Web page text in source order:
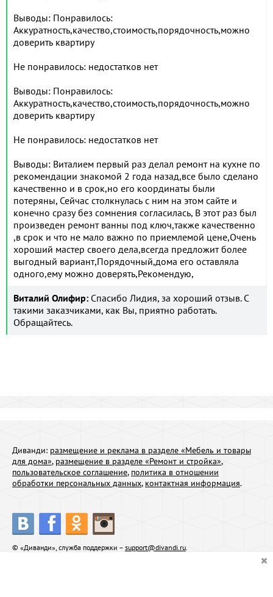
Выводы: Понравилось:
Аккуратность,качество,стоимость,порядочность,можно
доверить квартиру
Не понравилось: недостатков нет
Выводы: Понравилось:
Аккуратность,качество,стоимость,порядочность,можно
доверить квартиру
Не понравилось: недостатков нет
Выводы: Виталием первый раз делал ремонт на кухне по
рекомендации знакомой 2 года назад,все было сделано
качественно и в срок,но его координаты были
потеряны, Сейчас столкнулась с ним на этом сайте и
конечно сразу без сомнения согласилась, В этот раз был
произведен ремонт ванны под ключ,также качественно
,в срок и что не мало важно по приемлемой цене,Очень
хороший мастер своего дела,всегда предложит более
выгодный вариант,Порядочный,дома его оставляла
одного,ему можно доверять,Рекомендую,
Виталий Олифир: Спасибо Лидия, за хороший отзыв. С
такими заказчиками, как Вы, приятно работать.
Обращайтесь.
Диванди: размещение и реклама в разделе «Мебель и товары
для дома», размещение в разделе «Ремонт и стройка»,
пользовательское соглашение, политика в отношении
обработки персональных данных, контактная информация.
© «Диванди», служба поддержки – support@divandi.ru